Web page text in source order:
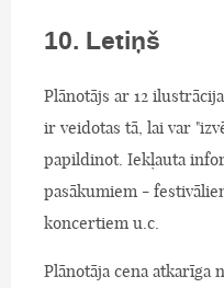
10. Letiņš
Plānotājs ar 12
ir veidotas tā, lai var
papildinot. Iekļauta
pasākumiem -
koncertiem u.c.
Plānotāja cena atkarīga